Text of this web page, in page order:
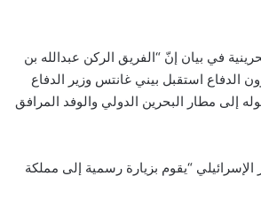
في بيان إنّ “الفريق الركن عبدالله بن
الدفاع استقبل بيني غانتس وزير الدفاع
إلى مطار البحرين الدولي والوفد المرافق
الإسرائيلي “يقوم بزيارة رسمية إلى مملكة